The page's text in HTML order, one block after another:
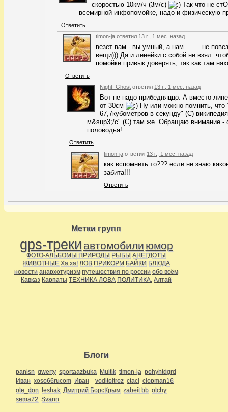
скоростью 10км/ч (3м/с)
Так что не
всемирной инфопомойке, надо и физическую
Ответить
timon-ja ответил 13 г., 1 мес. назад
везет вам - вы умный, а нам ....... не
вещи))) Да и ленейки с собой не взял.
помойке привык доверять, так как там
Ответить
Night_Ghost ответил 13 г., 1 мес. назад
Вот не надо прибедняццо. А вместо
от 30см
Ну или можно помнить, что
67,7кубометров в секунду" (С)
м&sup3;/с" (С) там же. Обращаю внимание -
половодья!
Ответить
timon-ja ответил 13 г., 1 мес. назад
как вспомнить то??? если не знаю
забита!!!
Ответить
Метки групп
gps-треки автомобили юмор
ФОТО-АЛЬБОМЫ:ПРИРОДЫ РЫБЫ АНЕГДОТЫ
ЖИВОТНЫЕ Ха ха! ЛОВ ПРИКОРМ БАЙКИ БЛЮДА
новости анархотуризм путешествия по россии обо всём
Кавказ Карпаты ТЕХНИКА ЛОВА ПОЛИТИКА. Алтай
Блоги
panisn qwerty sportaazbuka Multik timon-ja pehyhtdgrd
Иван xoso66rucom Иван voditeltrez ctaci clopman16
ole_don leshak Дмитрий БорсКрым zabeii bb olchy
sema72 Svann